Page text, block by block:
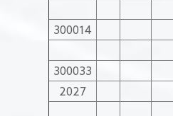
300014
300033
2027